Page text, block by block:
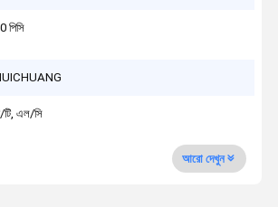
পিসি
টি, এল/সি
আরো দেখুন